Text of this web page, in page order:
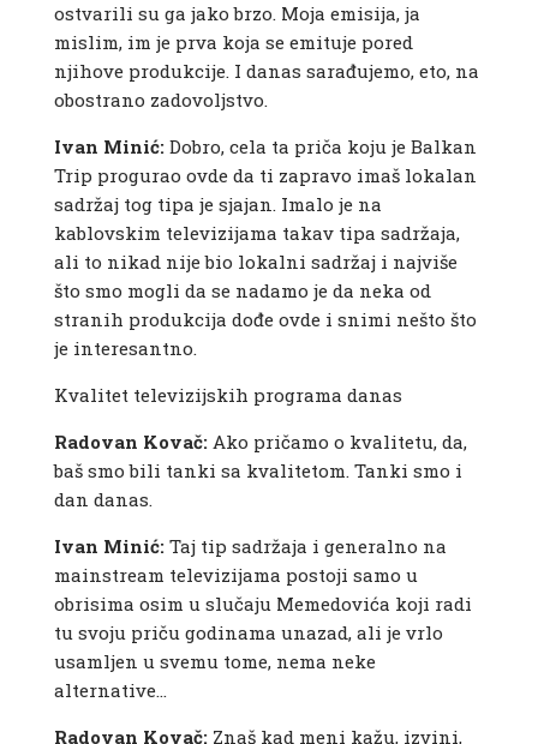
ostvarili su ga jako brzo. Moja emisija, ja
mislim, im je prva koja se emituje pored
njihove produkcije. I danas sarađujemo, eto, na
obostrano zadovoljstvo.
Ivan Minić:Dobro, cela ta priča koju je Balkan
Trip progurao ovde da ti zapravo imaš lokalan
sadržaj tog tipa je sjajan. Imalo je na
kablovskim televizijama takav tipa sadržaja,
ali to nikad nije bio lokalni sadržaj i najviše
što smo mogli da se nadamo je da neka od
stranih produkcija dođe ovde i snimi nešto što
je interesantno.
Kvalitet televizijskih programa danas
Radovan Kovač:Ako pričamo o kvalitetu, da,
baš smo bili tanki sa kvalitetom. Tanki smo i
dan danas.
Ivan Minić:Taj tip sadržaja i generalno na
mainstream televizijama postoji samo u
obrisima osim u slučaju Memedovića koji radi
tu svoju priču godinama unazad, ali je vrlo
usamljen u svemu tome, nema neke
alternative…
Radovan Kovač:Znaš kad meni kažu, izvini,